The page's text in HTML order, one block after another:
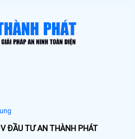
ĐẦU TƯ AN THÀNH PHÁT